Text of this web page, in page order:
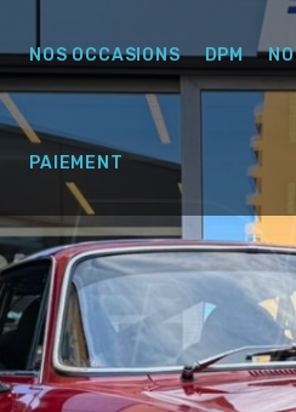
NOS OCCASIONS DPM
PAIEMENT